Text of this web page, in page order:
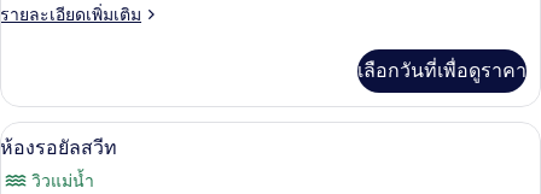
ห้อง
รายละเอียดเพิ่มเติม
ราย
เกี่ยว
กับ
ห้อง
ท,
เลือกวันที่เพื่อดูราคา
เปิด
ภาพถ่าย
ห้องรอยัลสวีท | ห้องน้ำ | ฝักบัว, ของใ
6
ห้องรอยัลสวีท
วิวแม่น้ำ